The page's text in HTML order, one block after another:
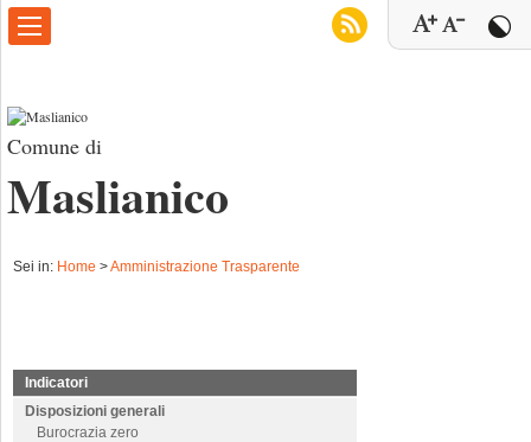
Comune di
Maslianico
Sei in: Home >Amministrazione Trasparente
Indicatori
Disposizioni generali
Burocrazia zero